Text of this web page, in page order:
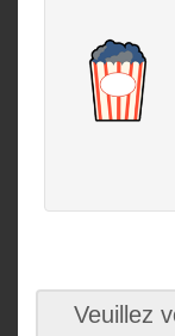
Veuillez